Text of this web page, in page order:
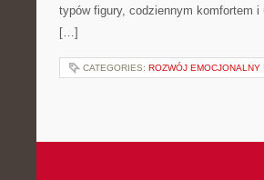
typów figury, codziennym komfortem
[…]
CATEGORIES: ROZWÓJ